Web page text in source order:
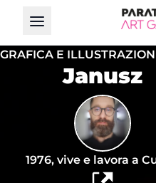
Open main menu
GRAFICA E
Janusz
1976, vive e lavora a